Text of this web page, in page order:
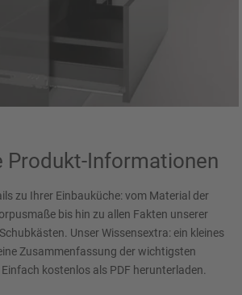
Produkt-Informationen
zu Ihrer Einbauküche: vom Material der
bis hin zu allen Fakten unserer
Unser Wissensextra: ein kleines
Zusammenfassung der wichtigsten
kostenlos als PDF herunterladen.